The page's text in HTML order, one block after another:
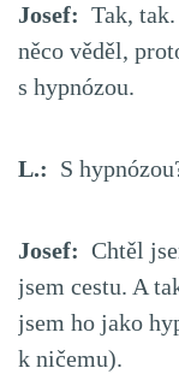
Josef: Tak,
něco věděl,
s hypnózou.
L.: S
Josef: Chtěl
jsem cestu. A
jsem ho jako
k ničemu).